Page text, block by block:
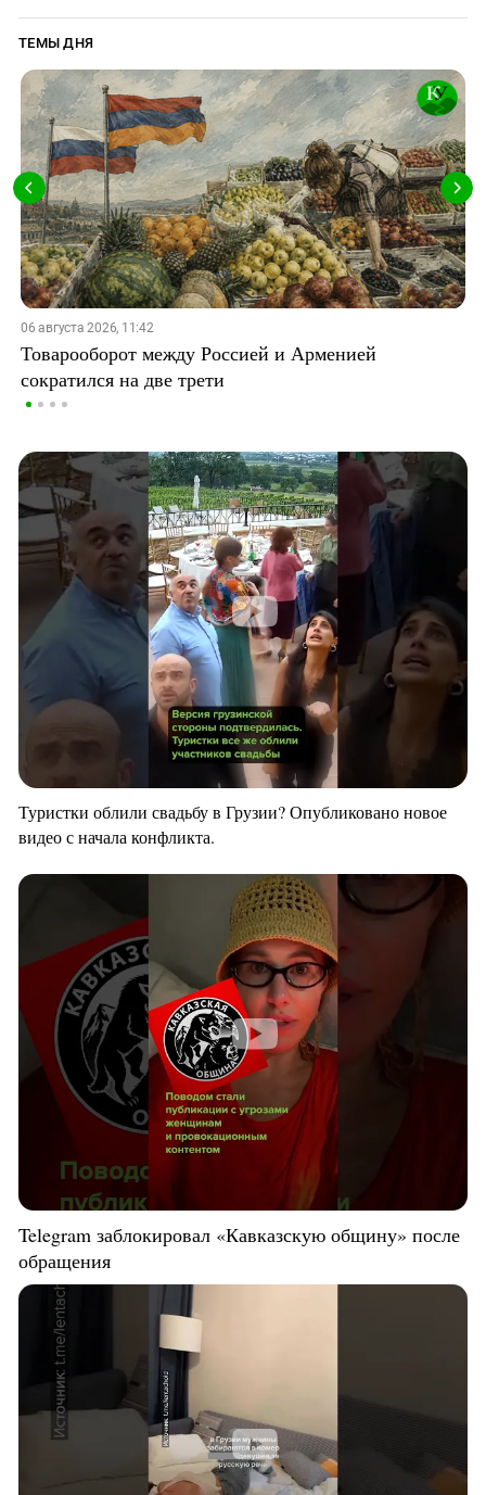
ТЕМЫ ДНЯ
06 августа 2026, 11:42
Товарооборот между Россией и Арменией
сократился на две трети
Туристки облили свадьбу в Грузии? Опубликовано новое
видео с начала конфликта.
Telegram заблокировал «Кавказскую общину» после
обращения